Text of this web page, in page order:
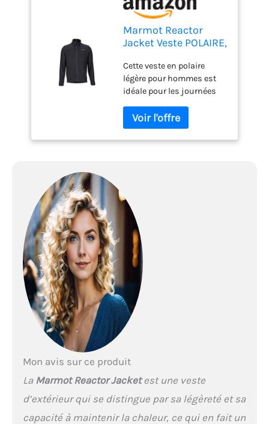
Marmot Reactor
Jacket Veste POLAIRE,
fermeture éclair Sur
toute la longueur,
Respirante,
résistante au vent
Homme Black FR: S
(Taille Fabricant: S)
Cette veste en polaire
légère pour hommes est
idéale pour les journées
la randonnée et le vélo; de
plus elle est parfaite
comme veste de mi-
cette veste de randonnée
chaude vous isole du froid
tout en vous offrant une
grande liberté de
mouvement Le matériau à
séchage rapide permet
d'évacuer rapidement
l'humidité du corps, ce qui
rend cette veste agréable à
porter sans transpirer
Mon avis sur ce produit
La Marmot Reactor Jacketest une veste
d’extérieur qui se distingue par sa légèreté et sa
capacité à maintenir la chaleur, ce qui en fait un